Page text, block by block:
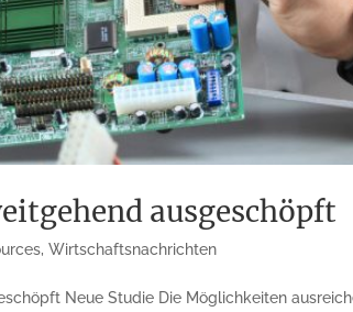
ausgeschöpft
,Wirtschaftsnachrichten
Neue Studie Die Möglichkeiten